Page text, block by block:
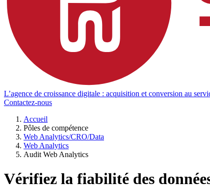
L’agence de croissance digitale : acquisition et conversion au
Contactez-nous
Accueil
Pôles de compétence
Web Analytics/CRO/Data
Web Analytics
Audit Web Analytics
Vérifiez la fiabilité des